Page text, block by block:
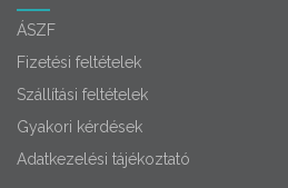
ÁSZF
Fizetési feltételek
Szállítási feltételek
Gyakori kérdések
Adatkezelési tájékoztató